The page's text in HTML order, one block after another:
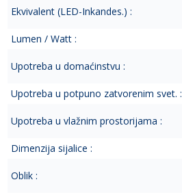
Ekvivalent (LED-Inkandes.) :
Lumen / Watt :
Upotreba u domaćinstvu :
Upotreba u potpuno zatvorenim svet. :
Upotreba u vlažnim prostorijama :
Dimenzija sijalice :
Oblik :